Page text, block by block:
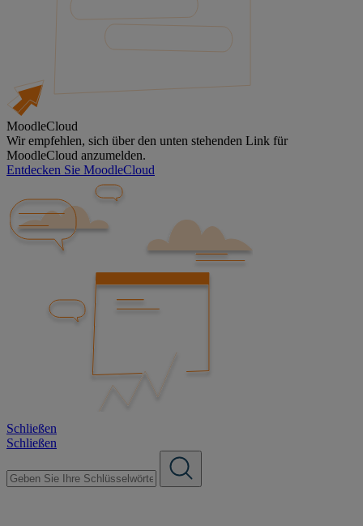
MoodleCloud
Wir empfehlen, sich über den unten stehenden Link für
MoodleCloud anzumelden.
Entdecken Sie MoodleCloud
Schließen
Schließen